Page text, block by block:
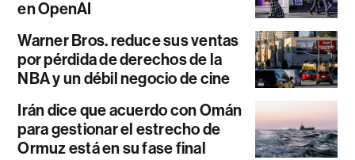
en OpenAI
Warner Bros. reduce sus ventas
por pérdida de derechos de la
NBA y un débil negocio de cine
Irán dice que acuerdo con Omán
para gestionar el estrecho de
Ormuz está en su fase final